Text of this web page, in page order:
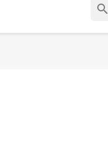
search